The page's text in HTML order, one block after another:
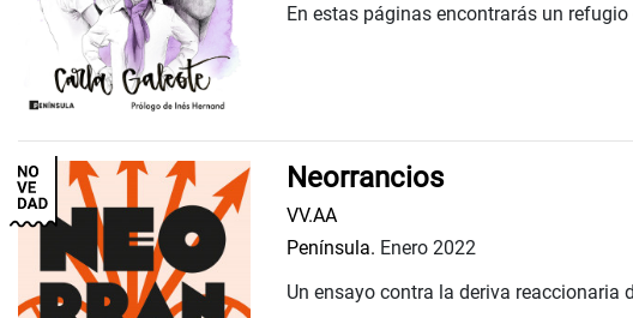
En estas páginas encontrarás un
Neorrancios
VV.AA
Península. Enero 2022
Un ensayo contra la deriva reaccionaria